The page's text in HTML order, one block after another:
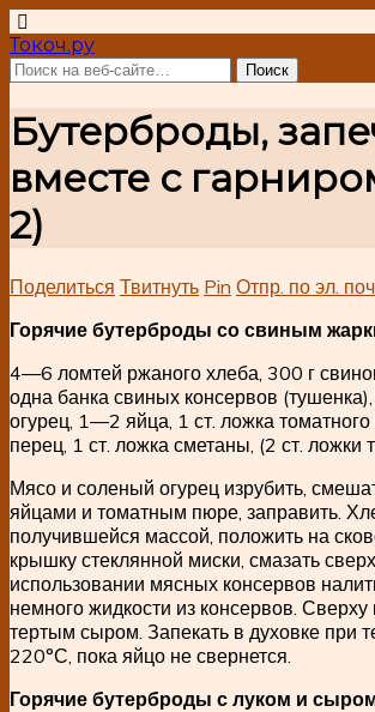
Токоч.ру
Бутерброды,
вместе с
2)
Поделиться Твитнуть Pin Отпр. по эл.
Горячие бутерброды со свиным
4—6 ломтей ржаного хлеба, 300 г
одна банка свиных консервов
огурец, 1—2 яйца, 1 ст. ложка томатного
перец, 1 ст. ложка сметаны, (2 ст. ложки
Мясо и соленый огурец изрубить,
яйцами и томатным пюре, заправить.
получившейся массой, положить на
крышку стеклянной миски, смазать
использовании мясных консервов
немного жидкости из консервов.
тертым сыром. Запекать в духовке при
220°С, пока яйцо не свернется.
Горячие бутерброды с луком и